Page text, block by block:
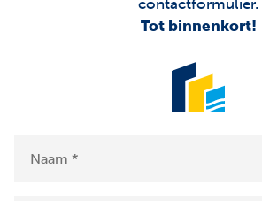
info@agenceverburgh.be
contactformulier.
Tot binnenkort!